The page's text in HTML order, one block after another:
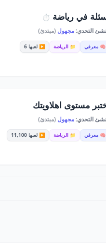
في رياضة ⏱️
التحدي:مجهول(مبتدئ)
🧠 معرفي 📁 الرياضة ▶️ لعبها 6
مستوى اهلاويتك
التحدي:مجهول(مبتدئ)
🧠 معرفي 📁 الرياضة ▶️ لعبها 11,100